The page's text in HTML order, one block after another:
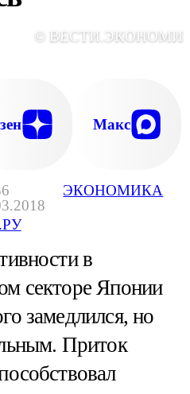
ЭКОНОМИКА
©
Макс
в
секторе Японии
замедлился, но
Приток